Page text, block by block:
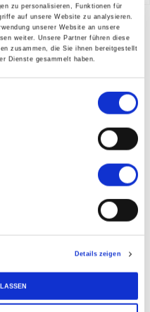
zu personalisieren, Funktionen für
auf unsere Website zu analysieren.
unserer Website an unsere
weiter. Unsere Partner führen diese
zusammen, die Sie ihnen bereitgestellt
Dienste gesammelt haben.
Details zeigen